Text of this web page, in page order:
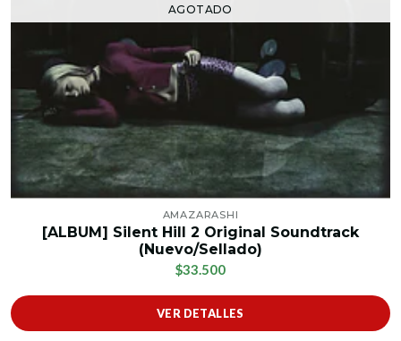
AGOTADO
AMAZARASHI
[ALBUM] Silent Hill 2 Original Soundtrack
(Nuevo/Sellado)
$33.500
VER DETALLES